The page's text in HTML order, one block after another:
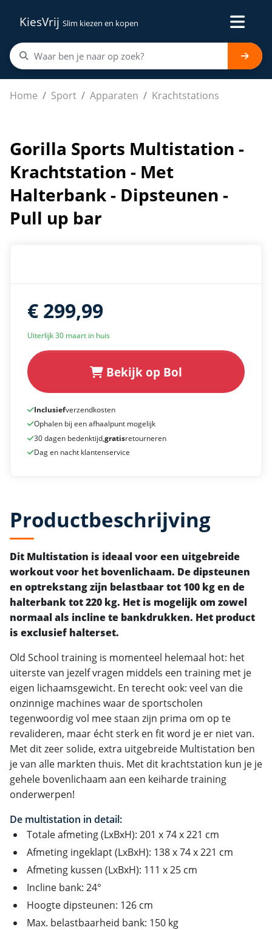
KiesVrij Slim kiezen en kopen
Home Sport Apparaten Krachtstations
Gorilla Sports Multistation - Krachtstation - Met
Gorilla Sports Multistation -
Krachtstation - Met
Halterbank - Dipsteunen -
Pull up bar
€ 299,99
Uiterlijk 30 maart in huis
Bekijk op Bol
Inclusiefverzendkosten
Ophalen bij een afhaalpunt mogelijk
30 dagen bedenktijd,gratisretourneren
Dag en nacht klantenservice
Productbeschrijving
Dit Multistation is ideaal voor een uitgebreide
workout voor het bovenlichaam. De dipsteunen
en optrekstang zijn belastbaar tot 100 kg en de
halterbank tot 220 kg. Het is mogelijk om zowel
normaal als incline te bankdrukken. Het product
is exclusief halterset.
Old School training is momenteel helemaal hot: het
uiterste van jezelf vragen middels een training met je
eigen lichaamsgewicht. En terecht ook: veel van die
onzinnige machines waar de sportscholen
tegenwoordig vol mee staan zijn prima om op te
revalideren, maar écht sterk en fit word je er niet van.
Met dit zeer solide, extra uitgebreide Multistation ben
je van alle markten thuis. Met dit krachtstation kun je je
gehele bovenlichaam aan een keiharde training
onderwerpen!
De multistation in detail:
Totale afmeting (LxBxH): 201 x 74 x 221 cm
Afmeting ingeklapt (LxBxH): 138 x 74 x 221 cm
Afmeting kussen (LxBxH): 111 x 25 cm
Incline bank: 24°
Hoogte dipsteunen: 126 cm
Max. belastbaarheid bank: 150 kg